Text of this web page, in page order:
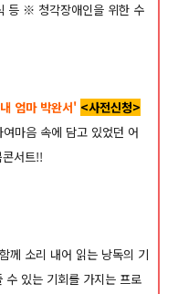
등 ※ 청각장애인을 위한 수
엄마 박완서' <사전신청>
마음 속에 담고 있었던 어
서트!!
께 소리 내어 읽는 낭독의 기
수 있는 기회를 가지는 프로